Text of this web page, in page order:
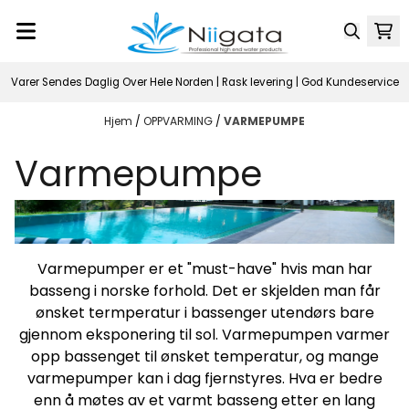
Varer Sendes Daglig Over Hele Norden | Rask levering | God Kundeservice
Hjem / OPPVARMING / VARMEPUMPE
Varmepumpe
Varmepumper er et "must-have" hvis man har
basseng i norske forhold. Det er skjelden man får
ønsket termperatur i bassenger utendørs bare
gjennom eksponering til sol. Varmepumpen varmer
opp bassenget til ønsket temperatur, og mange
varmepumper kan i dag fjernstyres. Hva er bedre
enn å møtes av et varmt basseng etter en lang